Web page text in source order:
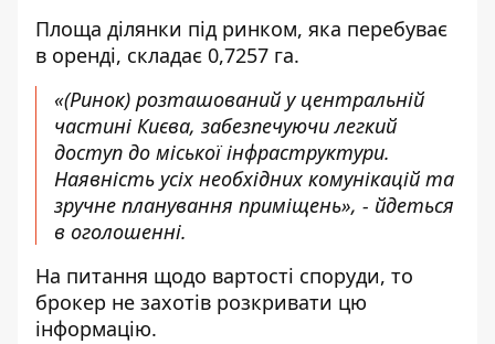
Площа ділянки під ринком, яка перебуває
в оренді, складає 0,7257 га.
«(Ринок) розташований у центральній
частині Києва, забезпечуючи легкий
доступ до міської інфраструктури.
Наявність усіх необхідних комунікацій та
зручне планування приміщень», - йдеться
в оголошенні.
На питання щодо вартості споруди, то
брокер не захотів розкривати цю
інформацію.